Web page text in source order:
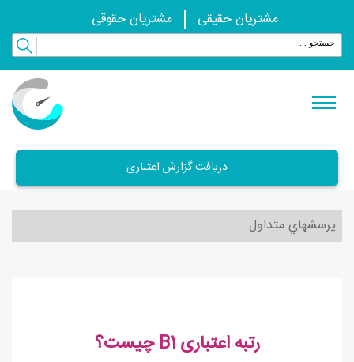
مشتریان حقیقی مشتریان حقوقی
دریافت گزارش اعتباری
پرسشهاي متداول
رتبه اعتباری B1 چیست؟